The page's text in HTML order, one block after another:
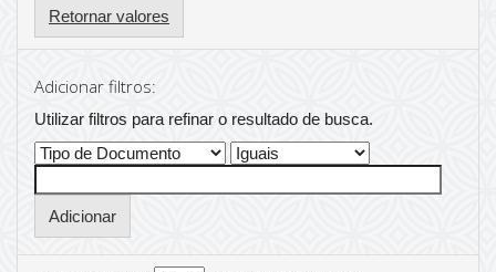
Retornar valores
Adicionar filtros:
Utilizar filtros para refinar o resultado de busca.